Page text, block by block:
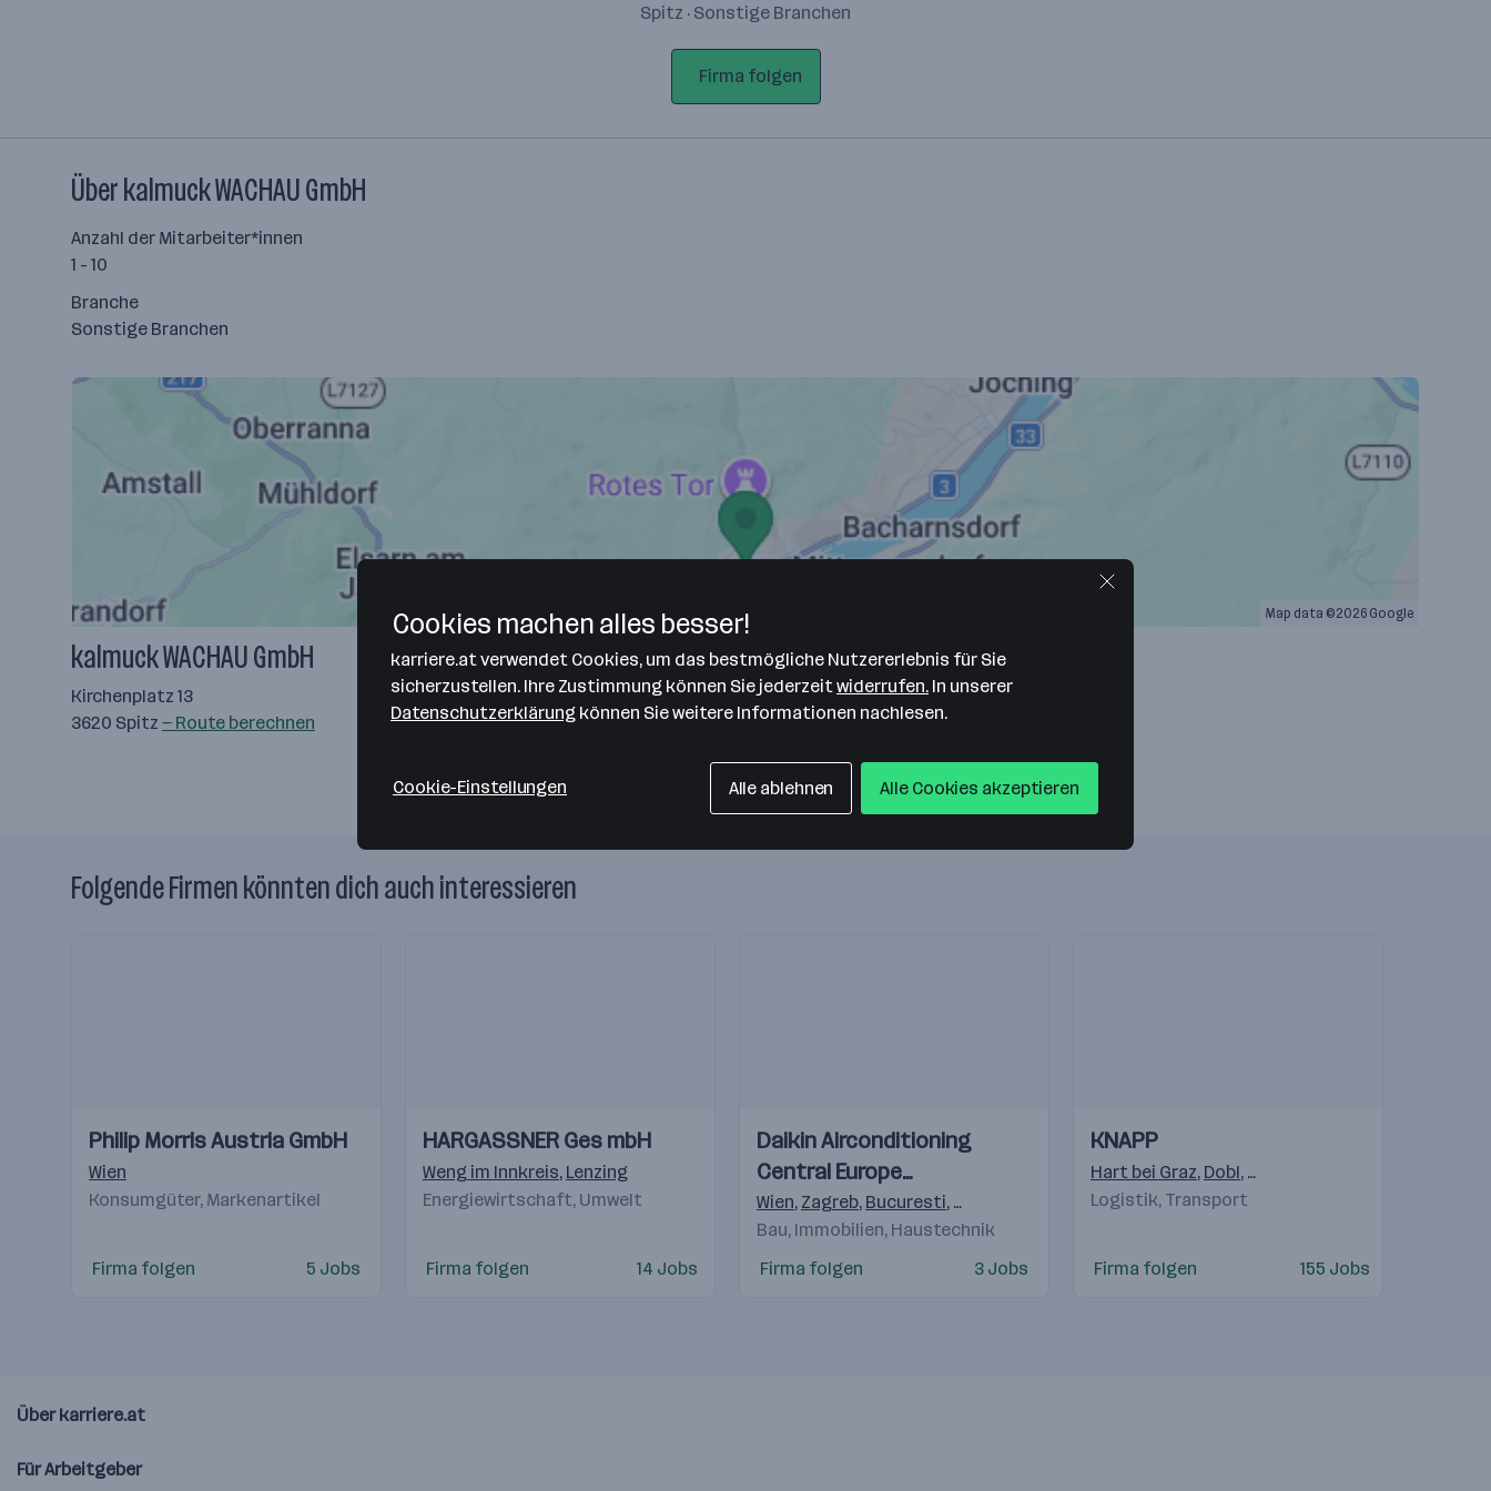
Spitz · Sonstige Branchen
Firma folgen
Über kalmuck WACHAU GmbH
Anzahl der Mitarbeiter*innen
1 - 10
Branche
Sonstige Branchen
Map data ©2026 Google
kalmuck WACHAU GmbH
Kirchenplatz 13
3620 Spitz — Route berechnen
Folgende Firmen könnten dich auch interessieren
Videos
Einblicke
Einblicke
Philip Morris Austria GmbH
Wien
Konsumgüter, Markenartikel
Firma folgen 5 Jobs
Videos
Einblicke
Einblicke
HARGASSNER Ges mbH
Weng im Innkreis, Lenzing
Energiewirtschaft, Umwelt
Firma folgen 14 Jobs
Videos
Einblicke
Einblicke
Daikin Airconditioning
Central Europe
HandelsgmbH
Wien, Zagreb, Bucuresti, Budapest Praha 4-Michle Bratislava
Bau, Immobilien, Haustechnik
Firma folgen
3 Jobs
Videos
Einblicke
Einblicke
KNAPP
Hart bei Graz, Dobl, Raaba-Grambach
Logistik, Transport
Firma folgen 155 Jobs
Über karriere.at
Für Arbeitgeber
Cookies machen alles besser!
karriere.at verwendet Cookies, um das bestmögliche Nutzererlebnis für Sie
sicherzustellen. Ihre Zustimmung können Sie jederzeit widerrufen. In unserer
Datenschutzerklärung können Sie weitere Informationen nachlesen.
Cookie-Einstellungen Alle ablehnen Alle Cookies akzeptieren